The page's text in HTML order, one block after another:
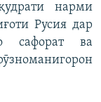
нарми
Русия дар
сафорат ва